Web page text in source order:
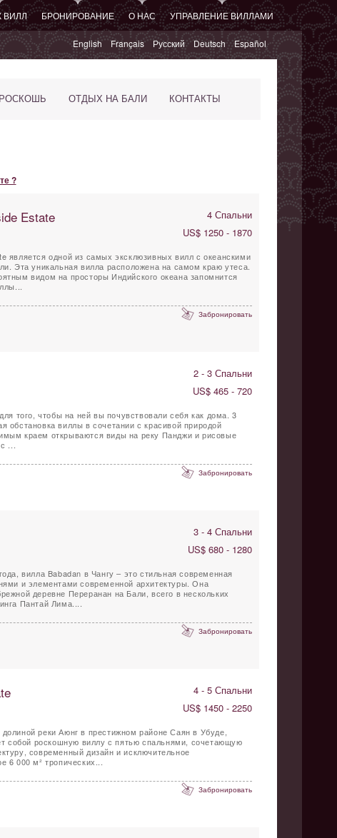
ВИЛЛ БРОНИРОВАНИЕ О НАС УПРАВЛЕНИЕ ВИЛЛАМИ
English Français Русский Deutsch Español
ОТДЫХ НА БАЛИ КОНТАКТЫ
?
Estate 4 Спальни
US$ 1250 - 1870
является одной из самых эксклюзивных вилл с океанскими
Эта уникальная вилла расположена на самом краю утеса.
видом на просторы Индийского океана запомнится
Забронировать
2 - 3 Спальни
US$ 465 - 720
того, чтобы на ней вы почувствовали себя как дома. 3
обстановка виллы в сочетании с красивой природой
...
Забронировать
3 - 4 Спальни
US$ 680 - 1280
вилла Babadan в Чангу – это стильная современная
и элементами современной архитектуры. Она
деревне Переранан на Бали, всего в нескольких
Пантай Лима....
Забронировать
4 - 5 Спальни
US$ 1450 - 2250
реки Аюнг в престижном районе Саян в Убуде,
собой роскошную виллу с пятью спальнями, сочетающую
современный дизайн и исключительное
6 000 м² тропических...
Забронировать